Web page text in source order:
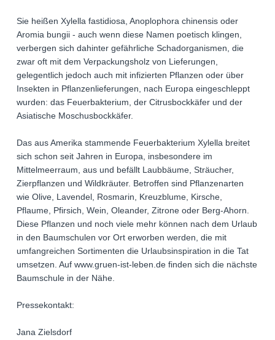
Sie heißen Xylella fastidiosa, Anoplophora chinensis oder
Aromia bungii - auch wenn diese Namen poetisch klingen,
verbergen sich dahinter gefährliche Schadorganismen, die
zwar oft mit dem Verpackungsholz von Lieferungen,
gelegentlich jedoch auch mit infizierten Pflanzen oder über
Insekten in Pflanzenlieferungen, nach Europa eingeschleppt
wurden: das Feuerbakterium, der Citrusbockkäfer und der
Asiatische Moschusbockkäfer.
Das aus Amerika stammende Feuerbakterium Xylella breitet
sich schon seit Jahren in Europa, insbesondere im
Mittelmeerraum, aus und befällt Laubbäume, Sträucher,
Zierpflanzen und Wildkräuter. Betroffen sind Pflanzenarten
wie Olive, Lavendel, Rosmarin, Kreuzblume, Kirsche,
Pflaume, Pfirsich, Wein, Oleander, Zitrone oder Berg-Ahorn.
Diese Pflanzen und noch viele mehr können nach dem Urlaub
in den Baumschulen vor Ort erworben werden, die mit
umfangreichen Sortimenten die Urlaubsinspiration in die Tat
umsetzen. Auf www.gruen-ist-leben.de finden sich die nächste
Baumschule in der Nähe.
Pressekontakt:
Jana Zielsdorf